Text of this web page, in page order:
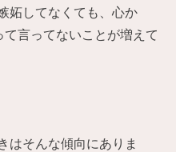
妬してなくても、心か
て言ってないことが増えて
はそんな傾向にありま